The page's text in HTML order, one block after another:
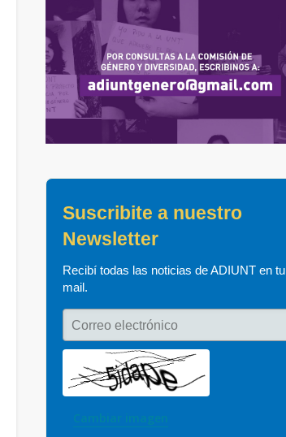
Suscribite a nuestro
Newsletter
Recibí todas las noticias de ADIUNT en tu
mail.
Correo electrónico
Cambiar imagen